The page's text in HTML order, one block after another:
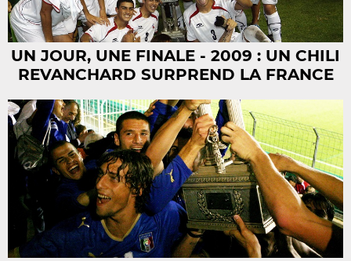
UN JOUR, UNE FINALE - 2009 : UN CHILI
REVANCHARD SURPREND LA FRANCE